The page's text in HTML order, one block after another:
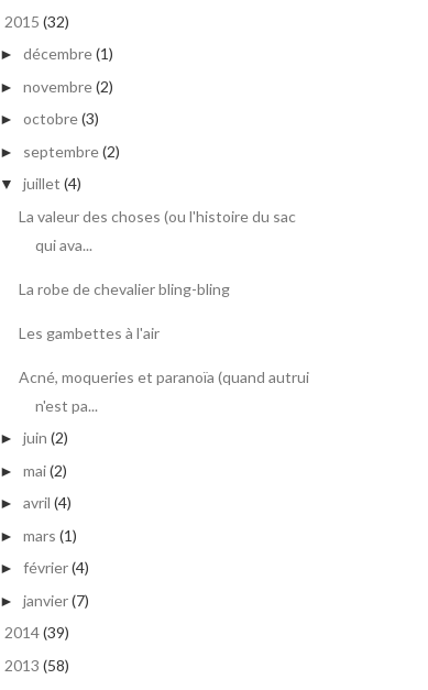
2015 (32)
► décembre(1)
► novembre(2)
► octobre(3)
► septembre(2)
▼ juillet (4)
La valeur des choses (ou l'histoire du sac
qui ava...
La robe de chevalier bling-bling
Les gambettes à l'air
Acné, moqueries et paranoïa (quand autrui
n'est pa...
► juin (2)
► mai(2)
► avril (4)
► mars (1)
► février(4)
► janvier(7)
2014(39)
2013 (58)